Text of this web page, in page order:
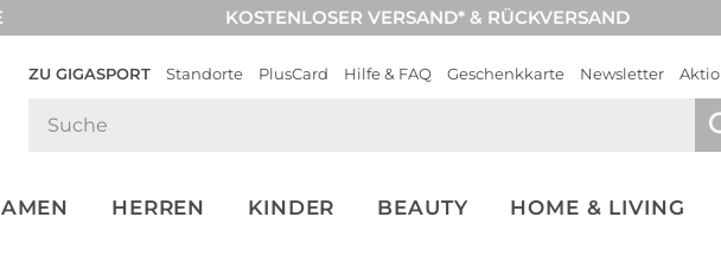
KOSTENLOSER VERSAND* & RÜCKVERSAND
ZU GIGASPORT Standorte PlusCard Hilfe & FAQ Geschenkkarte Newsletter
HERREN KINDER BEAUTY HOME & LIVING